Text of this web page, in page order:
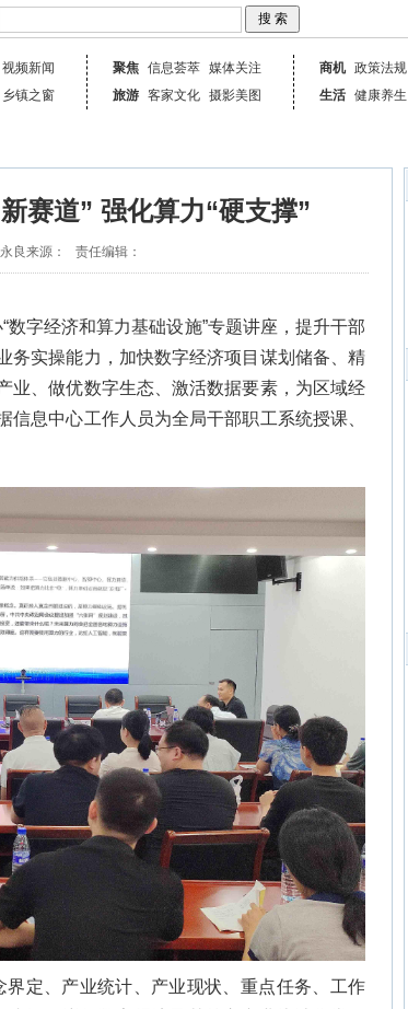
视频新闻
乡镇之窗
聚焦 信息荟萃 媒体关注
旅游 客家文化 摄影美图
商机 政策法规
生活 健康养生
赛道” 强化算力“硬支撑”
良来源： 责任编辑：
数字经济和算力基础设施”专题讲座，提升干部
务实操能力，加快数字经济项目谋划储备、精
业、做优数字生态、激活数据要素，为区域经
息中心工作人员为全局干部职工系统授课、
界定、产业统计、产业现状、重点任务、工作